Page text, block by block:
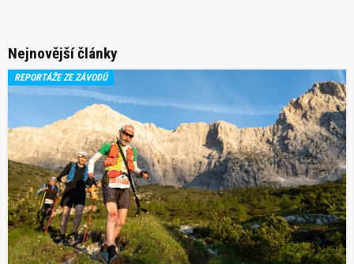
Nejnovější články
REPORTÁŽE ZE ZÁVODŮ